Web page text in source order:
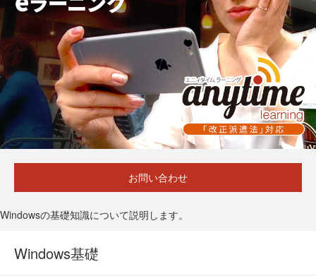
お問い合わせ
Windowsの基礎知識について説明します。
Windows基礎